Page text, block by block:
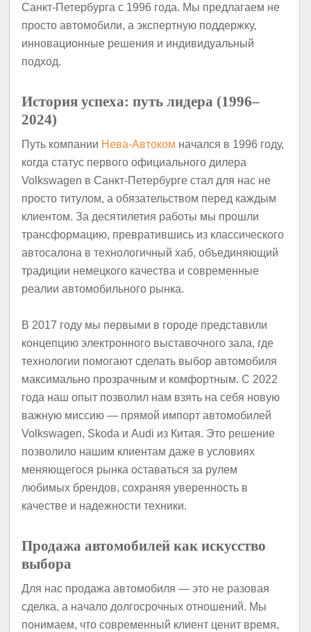
Санкт-Петербурга с 1996 года. Мы предлагаем не
просто автомобили, а экспертную поддержку,
инновационные решения и индивидуальный
подход.
История успеха: путь лидера (1996–
2024)
Путь компании Нева-Автоком начался в 1996 году,
когда статус первого официального дилера
Volkswagen в Санкт-Петербурге стал для нас не
просто титулом, а обязательством перед каждым
клиентом. За десятилетия работы мы прошли
трансформацию, превратившись из классического
автосалона в технологичный хаб, объединяющий
традиции немецкого качества и современные
реалии автомобильного рынка.
В 2017 году мы первыми в городе представили
концепцию электронного выставочного зала, где
технологии помогают сделать выбор автомобиля
максимально прозрачным и комфортным. С 2022
года наш опыт позволил нам взять на себя новую
важную миссию — прямой импорт автомобилей
Volkswagen, Skoda и Audi из Китая. Это решение
позволило нашим клиентам даже в условиях
меняющегося рынка оставаться за рулем
любимых брендов, сохраняя уверенность в
качестве и надежности техники.
Продажа автомобилей как искусство
выбора
Для нас продажа автомобиля — это не разовая
сделка, а начало долгосрочных отношений. Мы
понимаем, что современный клиент ценит время,